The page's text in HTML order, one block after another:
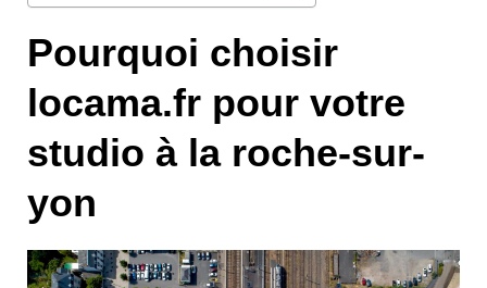
Pourquoi choisir
locama.fr pour votre
studio à la roche-sur-
yon